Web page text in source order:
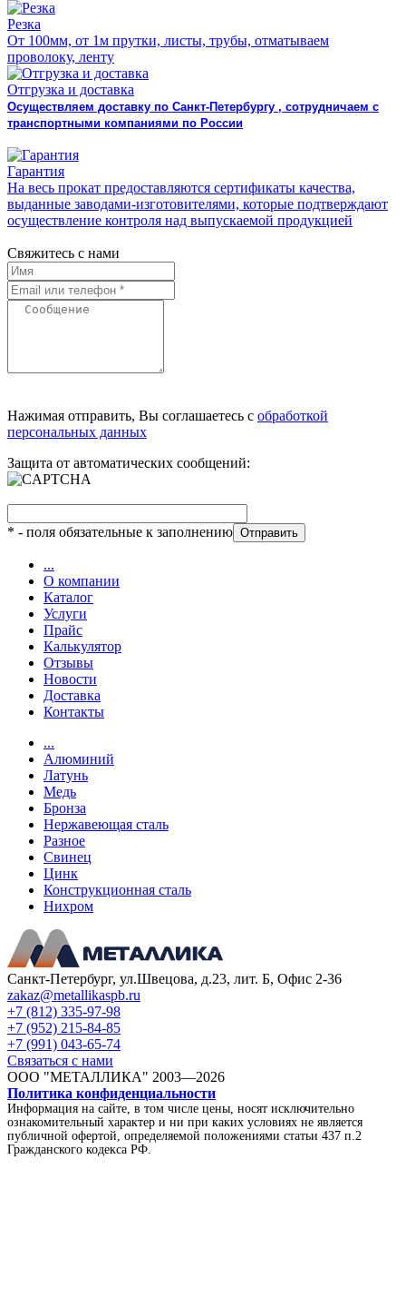
Резка
От 100мм, от 1м прутки, листы, трубы, отматываем
проволоку, ленту
Отгрузка и доставка
Осуществляем доставку по Санкт-Петербургу , сотрудничаем с
транспортными компаниями по России
Гарантия
На весь прокат предоставляются сертификаты качества,
выданные заводами-изготовителями, которые подтверждают
осуществление контроля над выпускаемой продукцией
Свяжитесь с нами
Нажимая отправить, Вы соглашаетесь с обработкой
персональных данных
Защита от автоматических сообщений:
* - поля обязательные к заполнению
...
О компании
Каталог
Услуги
Прайс
Калькулятор
Отзывы
Новости
Доставка
Контакты
...
Алюминий
Латунь
Медь
Бронза
Нержавеющая сталь
Разное
Свинец
Цинк
Конструкционная сталь
Нихром
Санкт-Петербург, ул.Швецова, д.23, лит. Б, Офис 2-36
zakaz@metallikaspb.ru
+7 (812) 335-97-98
+7 (952) 215-84-85
+7 (991) 043-65-74
Связаться с нами
ООО "МЕТАЛЛИКА" 2003—2026
Политика конфиденциальности
Информация на сайте, в том числе цены, носят исключительно
ознакомительный характер и ни при каких условиях не является
публичной офертой, определяемой положениями статьи 437 п.2
Гражданского кодекса РФ.